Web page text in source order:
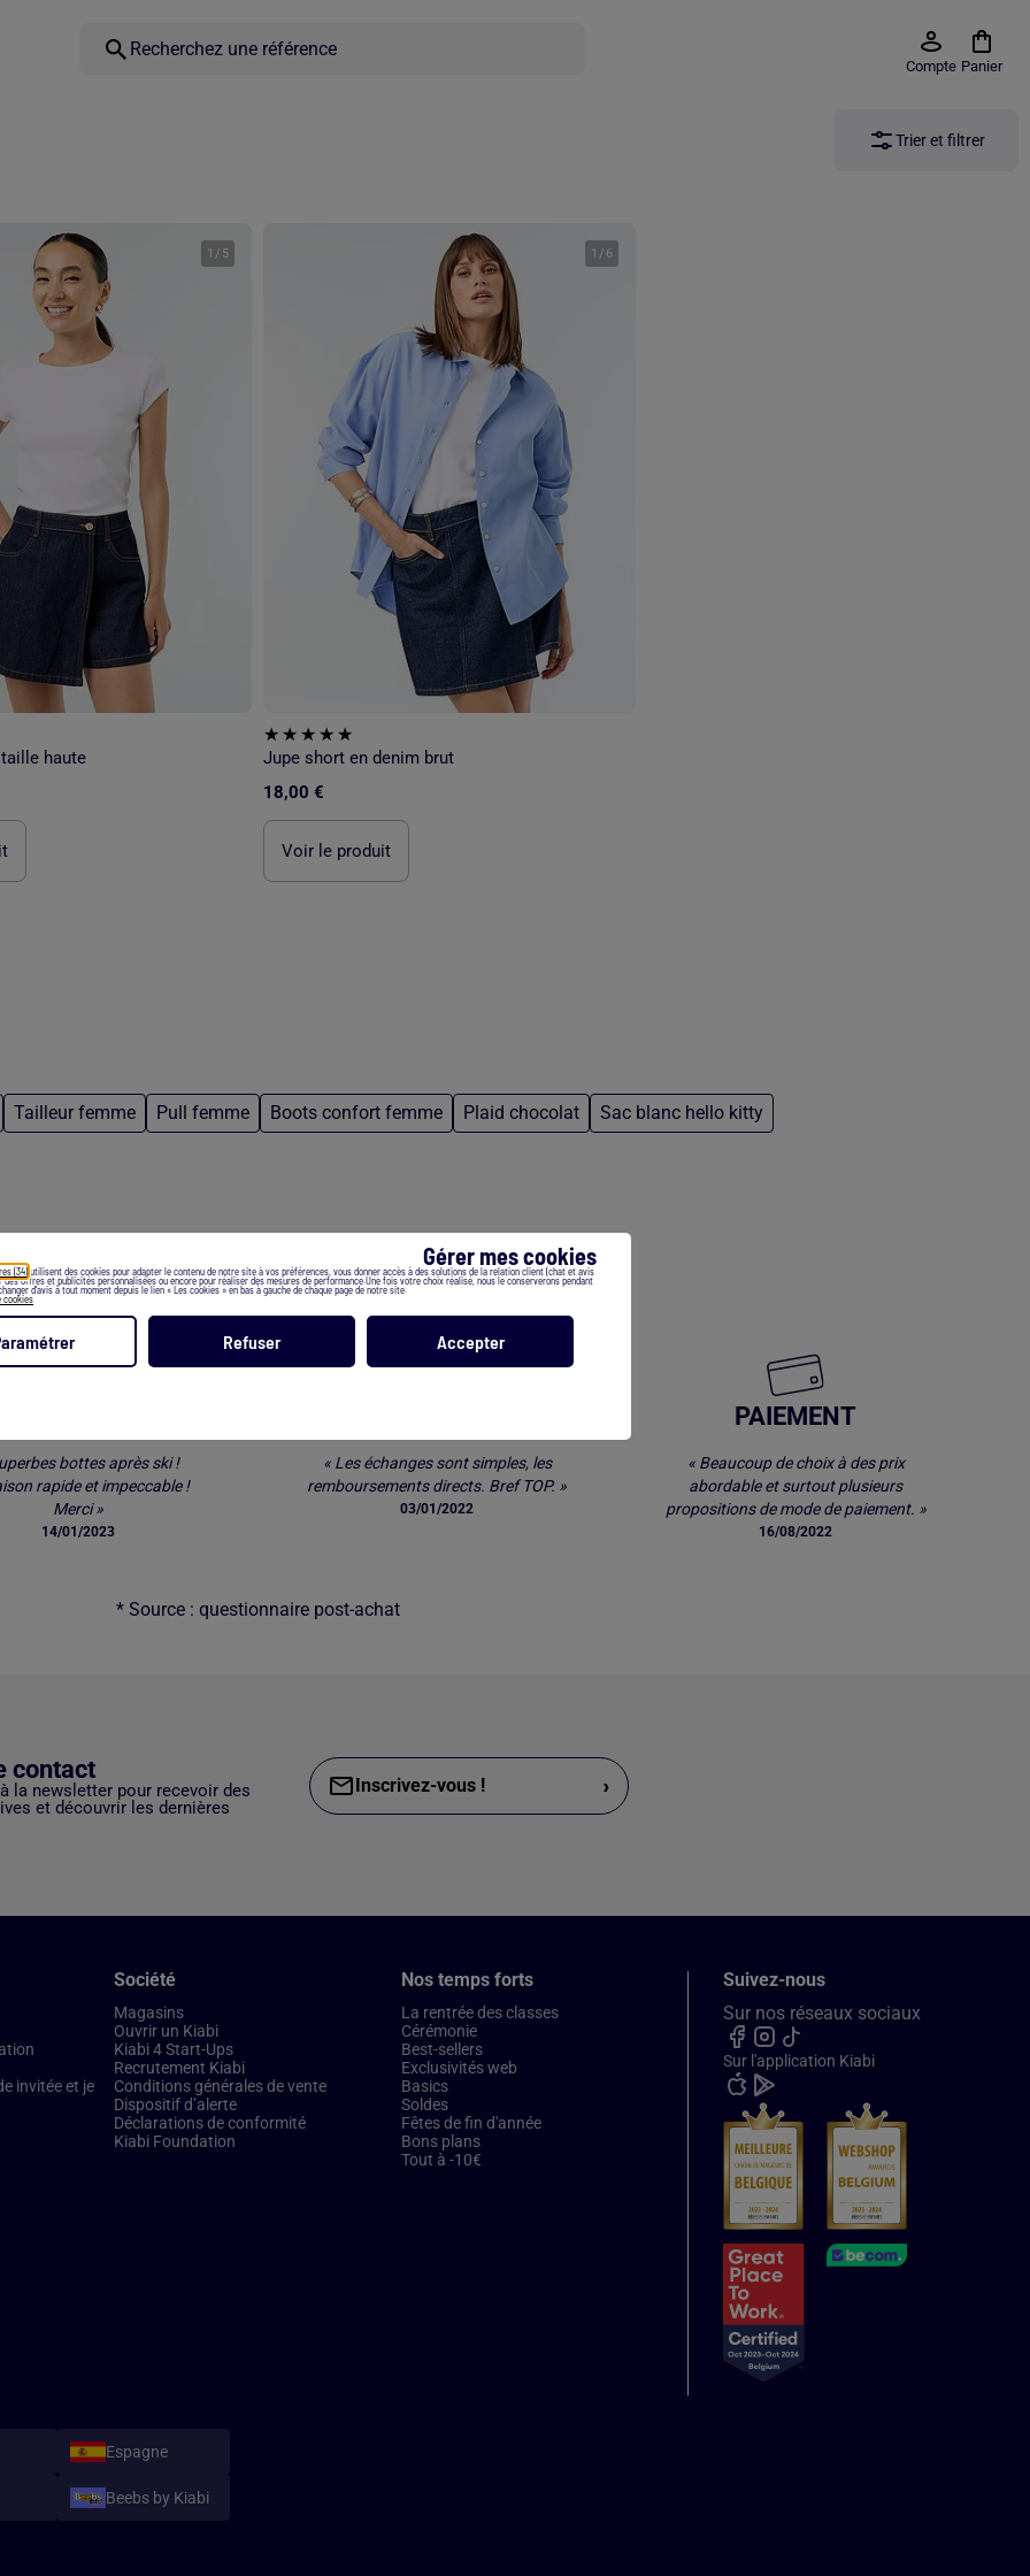
Gérer mes cookies
(34) utilisent des cookies pour adapter le contenu de notre site à vos préférences, vous donner accès à des solutions de la relation client (chat et avis
des offres et publicités personnalisées ou encore pour réaliser des mesures de performance.Une fois votre choix réalisé, nous le conserverons pendant
d’avis à tout moment depuis le lien « Les cookies » en bas à gauche de chaque page de notre site.
cookies
Refuser Accepter
Compte Panier
Trier et filtrer
1 / 5
haute
1 / 6
Jupe short en denim brut
18,00 €
Voir le produit
Tailleur femme Pull femme Boots confort femme Plaid chocolat
Sac blanc hello kitty
Les clients parlent de nos services *
bottes après ski !
rapide et impeccable !
Merci »
14/01/2023
« Les échanges sont simples, les
remboursements directs. Bref TOP. »
03/01/2022
PAIEMENT
« Beaucoup de choix à des prix
abordable et surtout plusieurs
propositions de mode de paiement. »
16/08/2022
* Source : questionnaire post-achat
contact
la newsletter pour recevoir des
et découvrir les dernières
Inscrivez-vous ! ›
invitée et je
Société
Magasins
Ouvrir un Kiabi
Kiabi 4 Start-Ups
Recrutement Kiabi
Conditions générales de vente
Dispositif d’alerte
Déclarations de conformité
Kiabi Foundation
Nos temps forts
La rentrée des classes
Cérémonie
Best-sellers
Exclusivités web
Basics
Soldes
Fêtes de fin d'année
Bons plans
Tout à -10€
Suivez-nous
Sur nos réseaux sociaux
Sur l'application Kiabi
Espagne
Beebs by Kiabi